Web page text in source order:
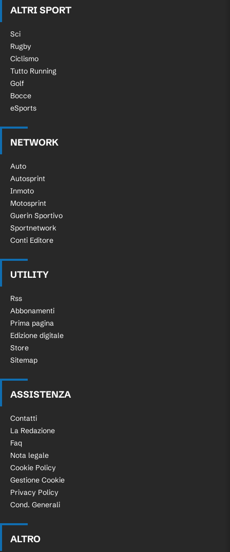
ALTRI SPORT
Sci
Rugby
Ciclismo
Tutto Running
Golf
Bocce
eSports
NETWORK
Auto
Autosprint
Inmoto
Motosprint
Guerin Sportivo
Sportnetwork
Conti Editore
UTILITY
Rss
Abbonamenti
Prima pagina
Edizione digitale
Store
Sitemap
ASSISTENZA
Contatti
La Redazione
Faq
Nota legale
Cookie Policy
Gestione Cookie
Privacy Policy
Cond. Generali
ALTRO